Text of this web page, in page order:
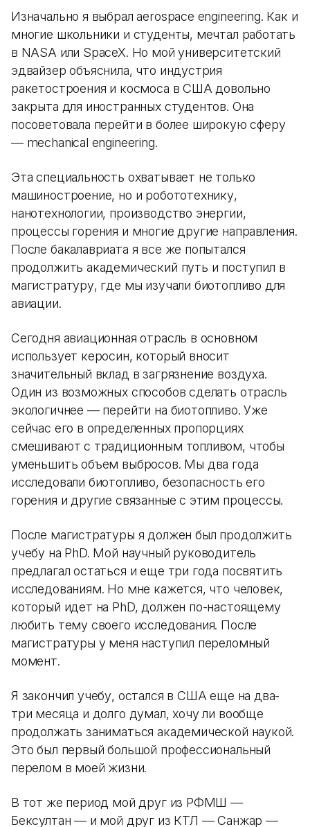
Изначально я выбрал aerospace engineering. Как и
многие школьники и студенты, мечтал работать
в NASA или SpaceX. Но мой университетский
эдвайзер объяснила, что индустрия
ракетостроения и космоса в США довольно
закрыта для иностранных студентов. Она
посоветовала перейти в более широкую сферу
— mechanical engineering.
Эта специальность охватывает не только
машиностроение, но и робототехнику,
нанотехнологии, производство энергии,
процессы горения и многие другие направления.
После бакалавриата я все же попытался
продолжить академический путь и поступил в
магистратуру, где мы изучали биотопливо для
авиации.
Сегодня авиационная отрасль в основном
использует керосин, который вносит
значительный вклад в загрязнение воздуха.
Один из возможных способов сделать отрасль
экологичнее — перейти на биотопливо. Уже
сейчас его в определенных пропорциях
смешивают с традиционным топливом, чтобы
уменьшить объем выбросов. Мы два года
исследовали биотопливо, безопасность его
горения и другие связанные с этим процессы.
После магистратуры я должен был продолжить
учебу на PhD. Мой научный руководитель
предлагал остаться и еще три года посвятить
исследованиям. Но мне кажется, что человек,
который идет на PhD, должен по-настоящему
любить тему своего исследования. После
магистратуры у меня наступил переломный
момент.
Я закончил учебу, остался в США еще на два-
три месяца и долго думал, хочу ли вообще
продолжать заниматься академической наукой.
Это был первый большой профессиональный
перелом в моей жизни.
В тот же период мой друг из РФМШ —
Бексултан — и мой друг из КТЛ — Санжар —